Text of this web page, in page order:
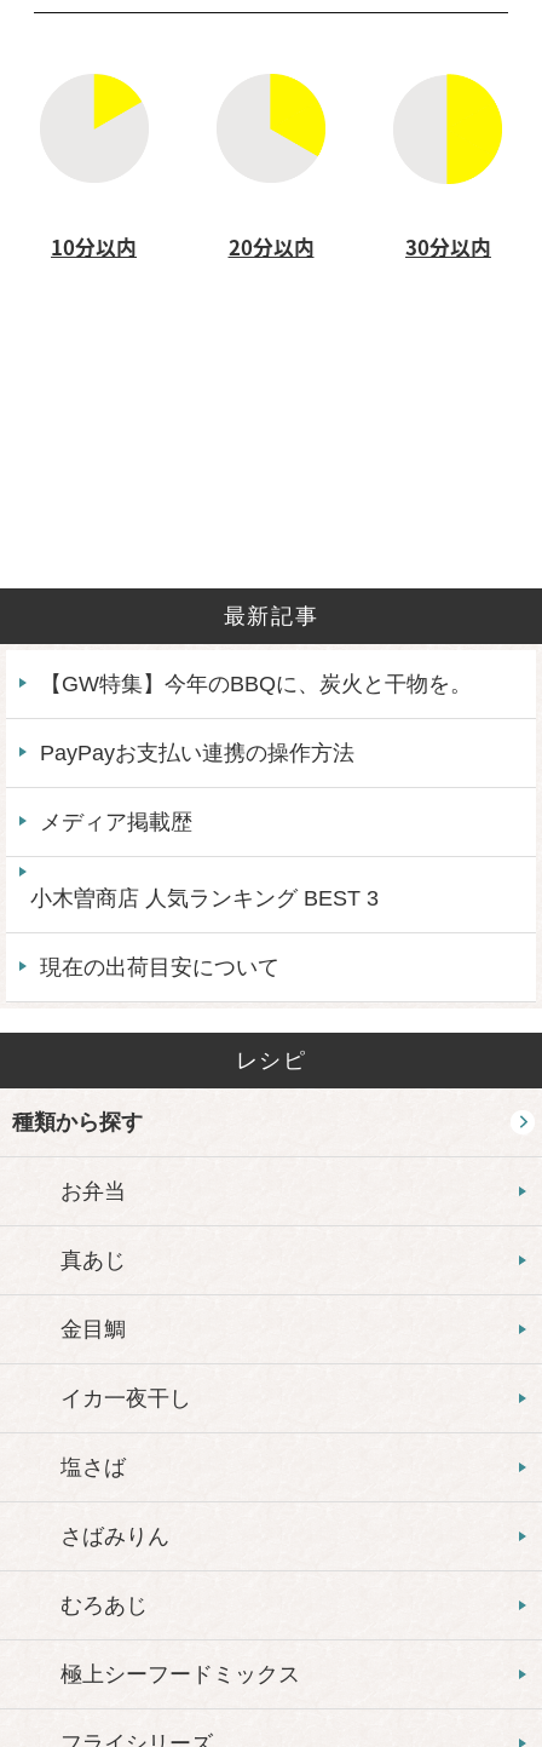
10分以内 20分以内 30分以内
最新記事
【GW特集】今年のBBQに、炭火と干物を。
PayPayお支払い連携の操作方法
メディア掲載歴
小木曽商店 人気ランキング BEST 3
現在の出荷目安について
レシピ
種類から探す
お弁当
真あじ
金目鯛
イカ一夜干し
塩さば
さばみりん
むろあじ
極上シーフードミックス